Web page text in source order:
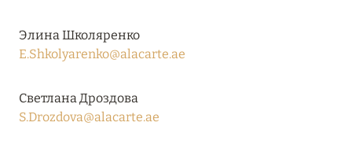
HÔTEL BARRIÈRE LES NEIGES
Подробнее
Элина Школяренко
E.Shkolyarenko@alacarte.ae
Светлана Дроздова
S.Drozdova@alacarte.ae